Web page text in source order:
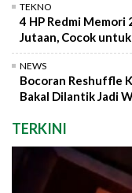
TEKNO
4 HP Redmi Memori
Jutaan, Cocok
NEWS
Bocoran Reshuffle
Bakal Dilantik Jadi
TERKINI